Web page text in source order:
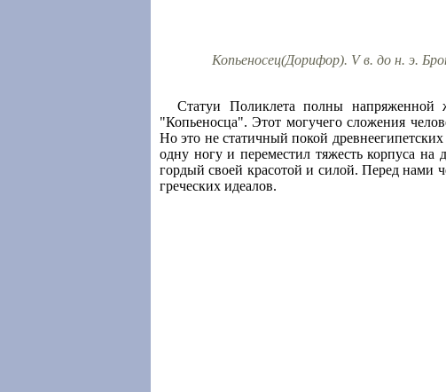
Копьеносец(Дорифор). V в. до н. э.
Статуи Поликлета полны напряженной
"Копьеносца". Этот могучего сложения
Но это не статичный покой
одну ногу и переместил тяжесть корпуса на
гордый своей красотой и силой. Перед нами
греческих идеалов.